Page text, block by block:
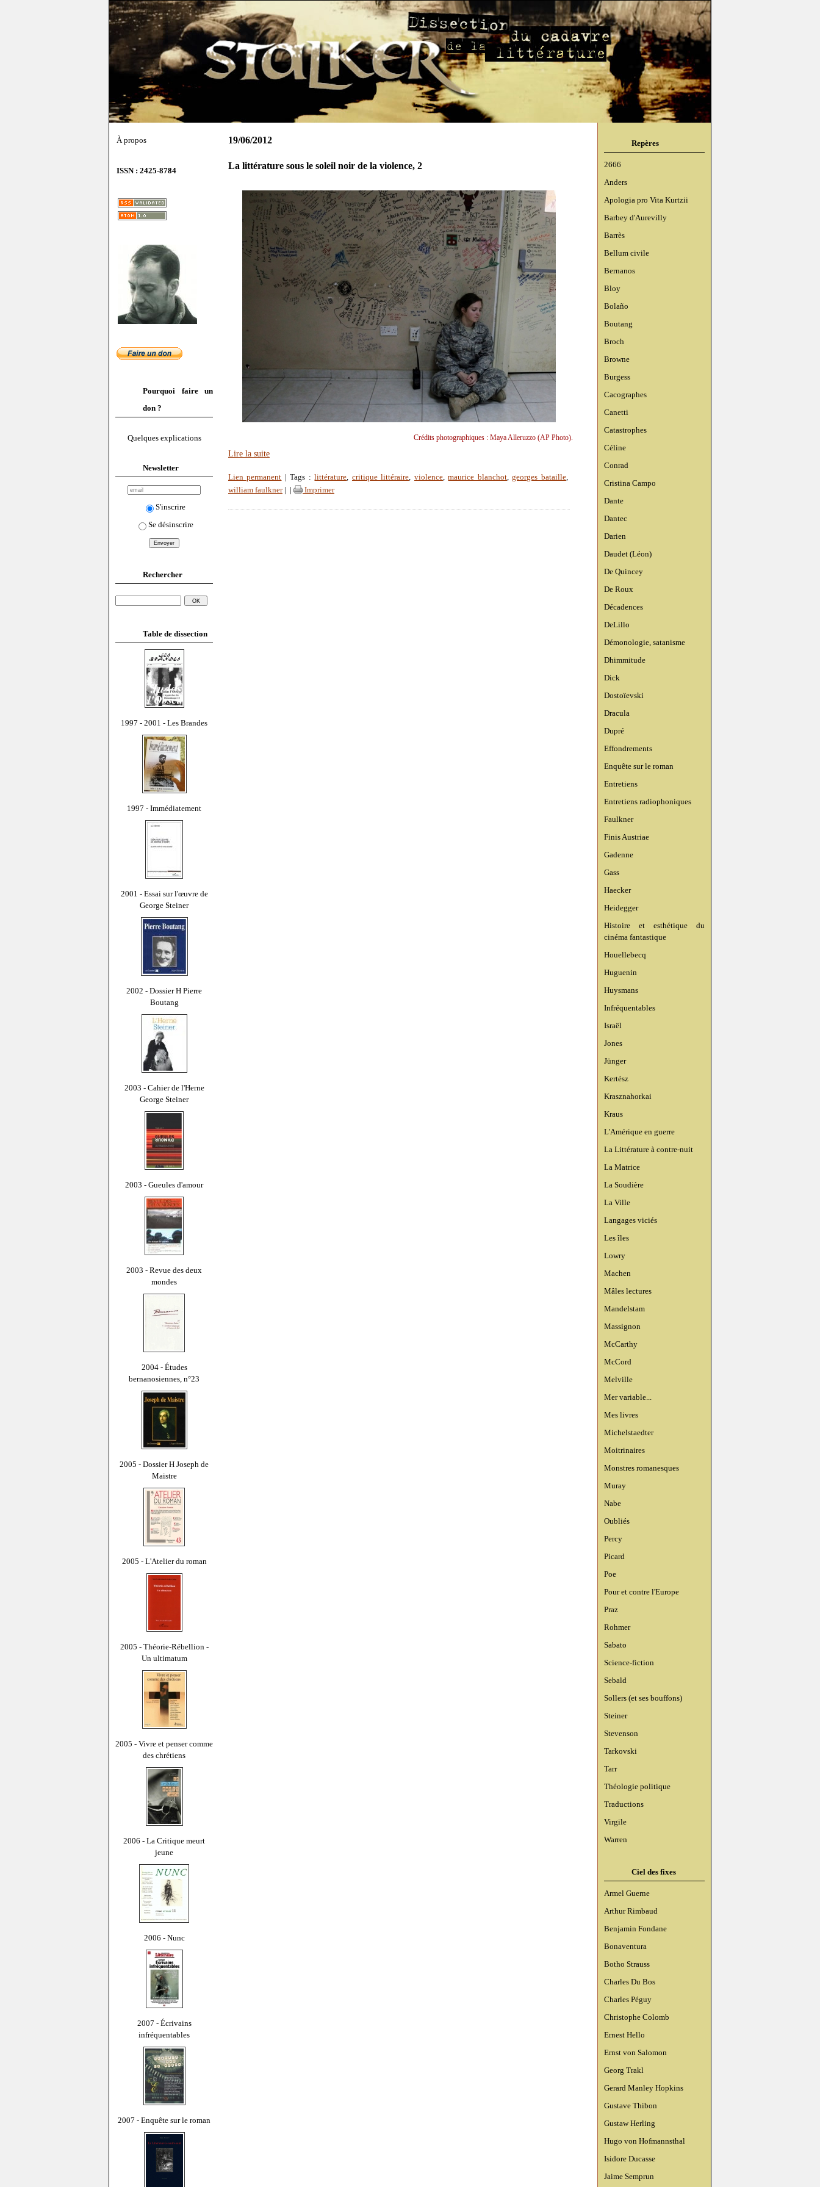
À propos
ISSN : 2425-8784
Pourquoi faire un
don ?
Quelques explications
Newsletter
S'inscrire
Se désinscrire
Rechercher
Table de dissection
1997 - 2001 - Les Brandes
1997 - Immédiatement
2001 - Essai sur l'œuvre de
George Steiner
2002 - Dossier H Pierre
Boutang
2003 - Cahier de l'Herne
George Steiner
2003 - Gueules d'amour
2003 - Revue des deux
mondes
2004 - Études
bernanosiennes, n°23
2005 - Dossier H Joseph de
Maistre
2005 - L'Atelier du roman
2005 - Théorie-Rébellion -
Un ultimatum
2005 - Vivre et penser comme
des chrétiens
2006 - La Critique meurt
jeune
2006 - Nunc
2007 - Écrivains
infréquentables
2007 - Enquête sur le roman
Repères
2666
Anders
Apologia pro Vita Kurtzii
Barbey d'Aurevilly
Barrès
Bellum civile
Bernanos
Bloy
Bolaño
Boutang
Broch
Browne
Burgess
Cacographes
Canetti
Catastrophes
Céline
Conrad
Cristina Campo
Dante
Dantec
Darien
Daudet (Léon)
De Quincey
De Roux
Décadences
DeLillo
Démonologie, satanisme
Dhimmitude
Dick
Dostoïevski
Dracula
Dupré
Effondrements
Enquête sur le roman
Entretiens
Entretiens radiophoniques
Faulkner
Finis Austriae
Gadenne
Gass
Haecker
Heidegger
Histoire et esthétique du
cinéma fantastique
Houellebecq
Huguenin
Huysmans
Infréquentables
Israël
Jones
Jünger
Kertész
Krasznahorkai
Kraus
L'Amérique en guerre
La Littérature à contre-nuit
La Matrice
La Soudière
La Ville
Langages viciés
Les îles
Lowry
Machen
Mâles lectures
Mandelstam
Massignon
McCarthy
McCord
Melville
Mer variable...
Mes livres
Michelstaedter
Moitrinaires
Monstres romanesques
Muray
Nabe
Oubliés
Percy
Picard
Poe
Pour et contre l'Europe
Praz
Rohmer
Sabato
Science-fiction
Sebald
Sollers (et ses bouffons)
Steiner
Stevenson
Tarkovski
Tarr
Théologie politique
Traductions
Virgile
Warren
Ciel des fixes
Armel Guerne
Arthur Rimbaud
Benjamin Fondane
Bonaventura
Botho Strauss
Charles Du Bos
Charles Péguy
Christophe Colomb
Ernest Hello
Ernst von Salomon
Georg Trakl
Gerard Manley Hopkins
Gustave Thibon
Gustaw Herling
Hugo von Hofmannsthal
Isidore Ducasse
Jaime Semprun
19/06/2012
La littérature sous le soleil noir de la violence, 2
Crédits photographiques : Maya Alleruzzo (AP Photo).
Lire la suite
Lien permanent | Tags :littérature, critique littéraire, violence,maurice blanchot,georges bataille,
william faulkner| Imprimer